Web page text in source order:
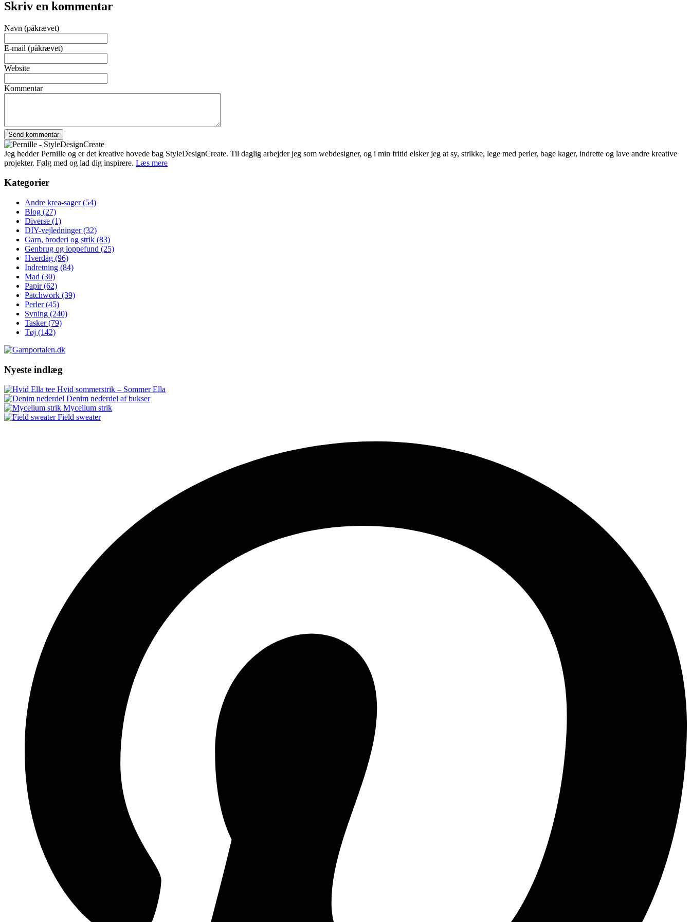
Skriv en kommentar
Navn (påkrævet)
E-mail (påkrævet)
Website
Kommentar
Jeg hedder Pernille og er det kreative hovede bag StyleDesignCreate. Til daglig arbejder jeg som webdesigner, og i min fritid elsker jeg at sy, strikke, lege med perler, bage kager, indrette og lave andre kreative
projekter. Følg med og lad dig inspirere. Læs mere
Kategorier
Andre krea-sager(54)
Blog (27)
Diverse (1)
DIY-vejledninger(32)
Garn, broderi og strik (83)
Genbrug og loppefund (25)
Hverdag (96)
Indretning (84)
Mad (30)
Papir(62)
Patchwork (39)
Perler(45)
Syning (240)
Tasker(79)
Tøj (142)
Nyeste indlæg
Hvid sommerstrik – Sommer Ella
Denim nederdel af bukser
Mycelium strik
Field sweater